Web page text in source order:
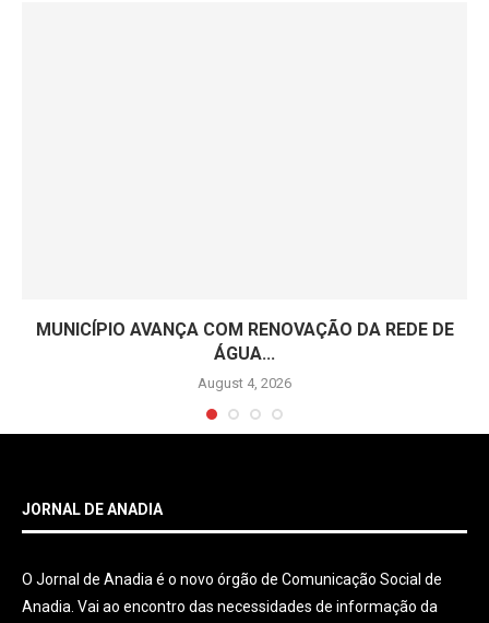
MUNICÍPIO AVANÇA COM RENOVAÇÃO DA REDE DE
ÁGUA...
August 4, 2026
JORNAL DE ANADIA
O Jornal de Anadia é o novo órgão de Comunicação Social de
Anadia. Vai ao encontro das necessidades de informação da